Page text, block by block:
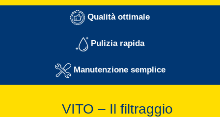
Qualità ottimale
Pulizia rapida
Manutenzione semplice
VITO – Il filtraggio